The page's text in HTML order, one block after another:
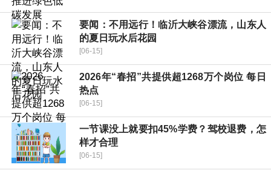
要闻：不用远行！临沂大峡谷漂流，山东人
的夏日玩水后花园
[06-15]
2026年“春招”共提供超1268万个岗位 每日
热点
[06-15]
一节课没上就要扣45%学费？驾校退费，怎
样才合理
[06-15]